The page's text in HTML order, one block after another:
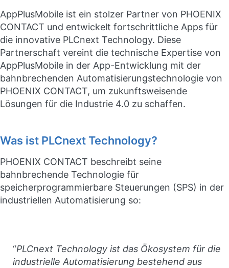
AppPlusMobile ist ein stolzer Partner von PHOENIX
CONTACT und entwickelt fortschrittliche Apps für
die innovative PLCnext Technology. Diese
Partnerschaft vereint die technische Expertise von
AppPlusMobile in der App-Entwicklung mit der
bahnbrechenden Automatisierungstechnologie von
PHOENIX CONTACT, um zukunftsweisende
Lösungen für die Industrie 4.0 zu schaffen.
Was ist PLCnext Technology?
PHOENIX CONTACT beschreibt seine
bahnbrechende Technologie für
speicherprogrammierbare Steuerungen (SPS) in der
industriellen Automatisierung so:
“PLCnext Technology ist das Ökosystem für die
industrielle Automatisierung bestehend aus